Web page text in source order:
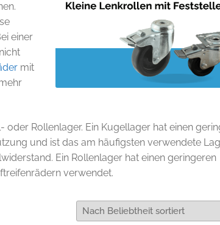
einer
mit
oder Rollenlager. Ein Kugellager hat einen
und ist das am häufigsten verwendete
Ein Rollenlager hat einen geringeren
verwendet.